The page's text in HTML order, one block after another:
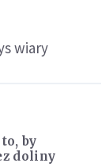
wiary
by
doliny